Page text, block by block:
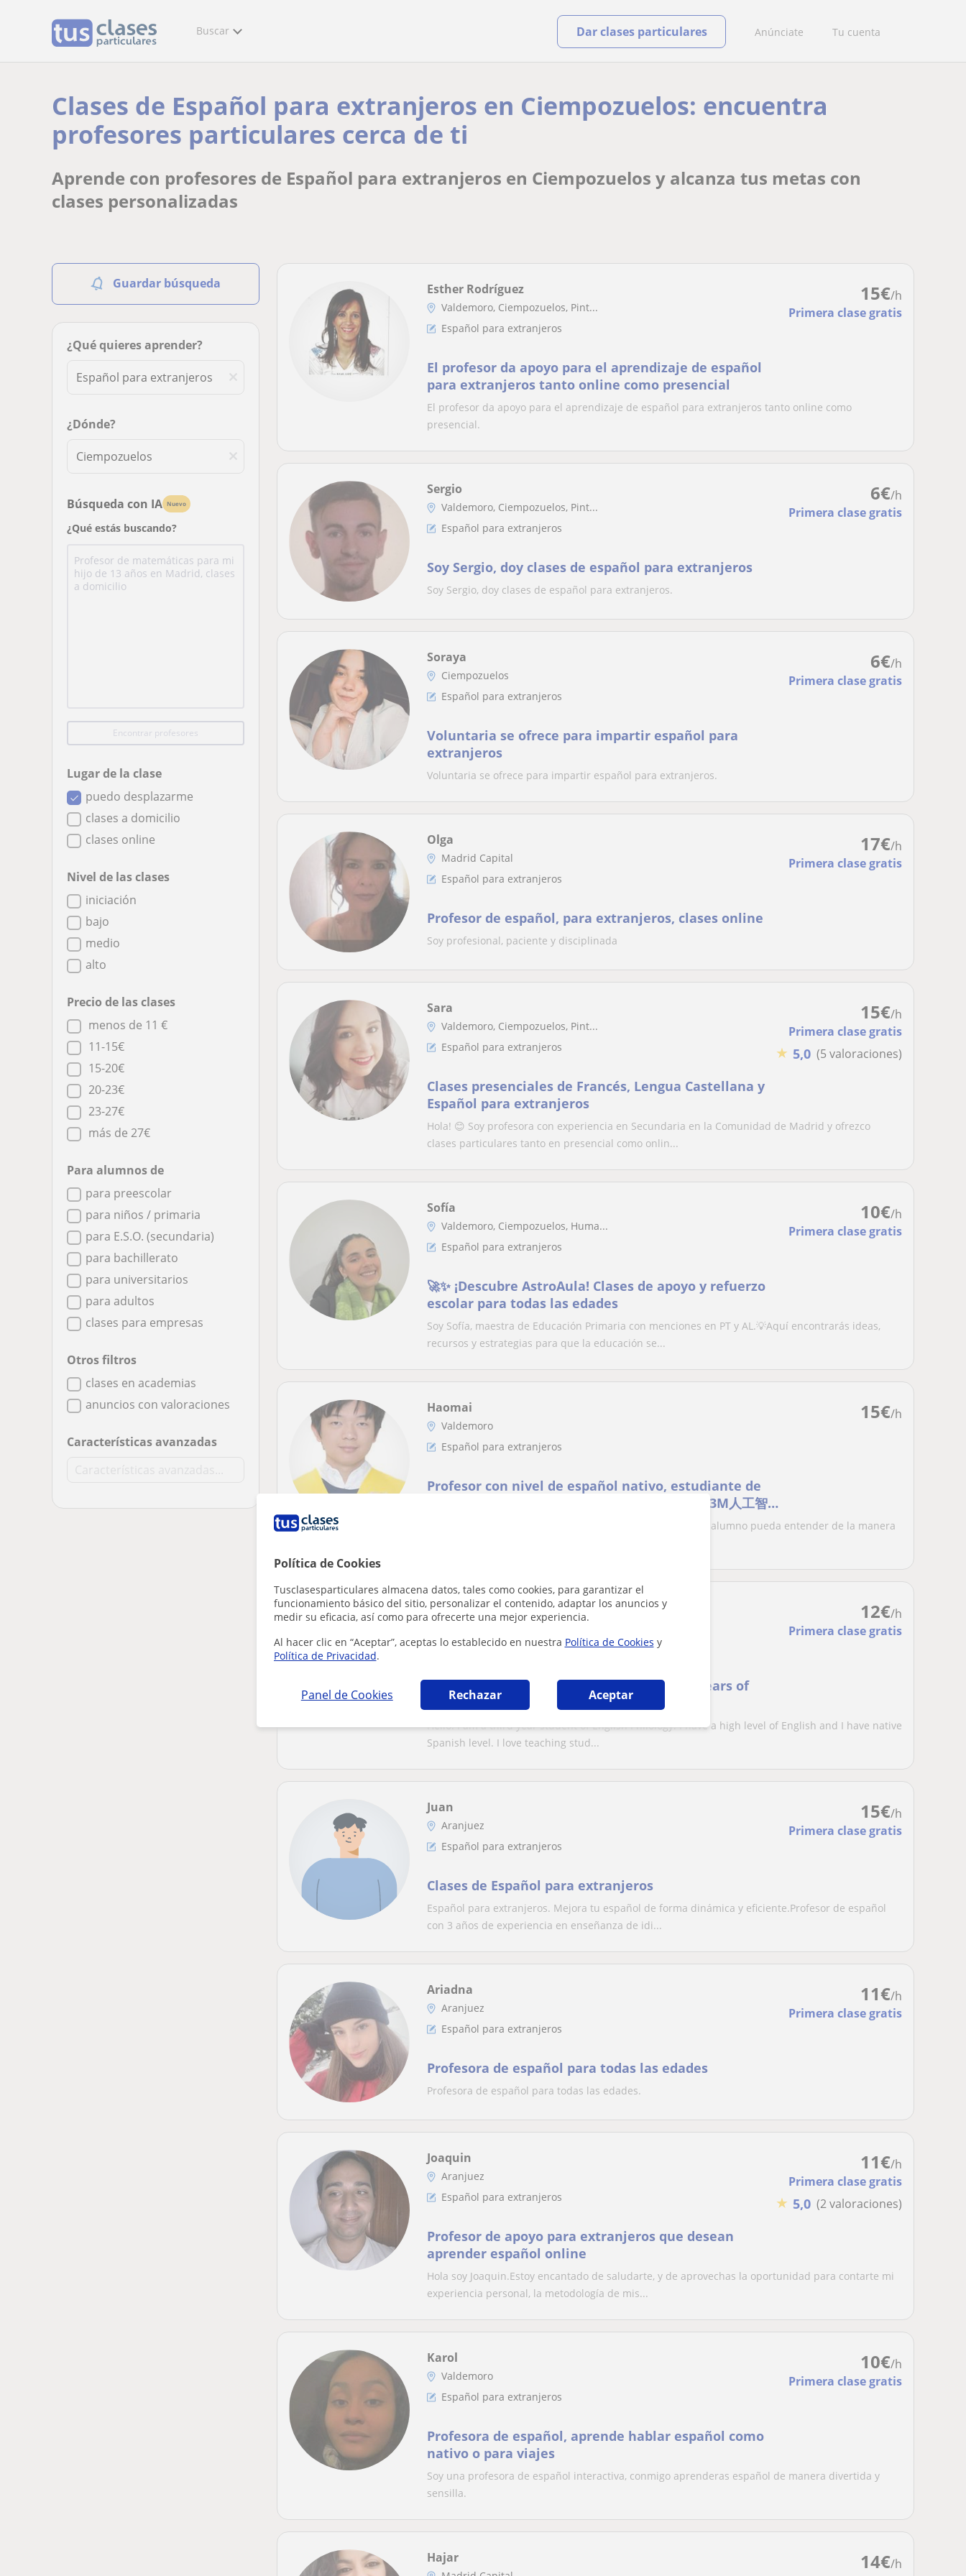
Política de Cookies
Tusclasesparticulares almacena datos, tales como cookies, para garantizar el
funcionamiento básico del sitio, personalizar el contenido, adaptar los anuncios y
medir su eficacia, así como para ofrecerte una mejor experiencia.
Al hacer clic en “Aceptar”, aceptas lo establecido en nuestra Política de Cookies y
Política de Privacidad.
Panel de Cookies Rechazar Aceptar
Buscar Anúnciate Tu cuenta
Dar clases particulares
Clases de Español para extranjeros en Ciempozuelos: encuentra
profesores particulares cerca de ti
Aprende con profesores de Español para extranjeros en Ciempozuelos y alcanza tus metas con
clases personalizadas
Guardar búsqueda
¿Qué quieres aprender?
¿Dónde?
Búsqueda con IA Nuevo
¿Qué estás buscando?
Encontrar profesores
Lugar de la clase
puedo desplazarme
clases a domicilio
clases online
Nivel de las clases
iniciación
bajo
medio
alto
Precio de las clases
menos de 11 €
11-15€
15-20€
20-23€
23-27€
más de 27€
Para alumnos de
para preescolar
para niños / primaria
para E.S.O. (secundaria)
para bachillerato
para universitarios
para adultos
clases para empresas
Otros filtros
clases en academias
anuncios con valoraciones
Características avanzadas
15€/h
Primera clase gratis
Esther Rodríguez
Valdemoro, Ciempozuelos, Pint...
Español para extranjeros
El profesor da apoyo para el aprendizaje de español
para extranjeros tanto online como presencial
El profesor da apoyo para el aprendizaje de español para extranjeros tanto online como
presencial.
6€/h
Primera clase gratis
Sergio
Valdemoro, Ciempozuelos, Pint...
Español para extranjeros
Soy Sergio, doy clases de español para extranjeros
Soy Sergio, doy clases de español para extranjeros.
6€/h
Primera clase gratis
Soraya
Ciempozuelos
Español para extranjeros
Voluntaria se ofrece para impartir español para
extranjeros
Voluntaria se ofrece para impartir español para extranjeros.
17€/h
Primera clase gratis
Olga
Madrid Capital
Español para extranjeros
Profesor de español, para extranjeros, clases online
Soy profesional, paciente y disciplinada
15€/h
Primera clase gratis
★ 5,0 (5 valoraciones)
Sara
Valdemoro, Ciempozuelos, Pint...
Español para extranjeros
Clases presenciales de Francés, Lengua Castellana y
Español para extranjeros
Hola! 😊 Soy profesora con experiencia en Secundaria en la Comunidad de Madrid y ofrezco
clases particulares tanto en presencial como onlin...
10€/h
Primera clase gratis
Sofía
Valdemoro, Ciempozuelos, Huma...
Español para extranjeros
🚀✨ ¡Descubre AstroAula! Clases de apoyo y refuerzo
escolar para todas las edades
Soy Sofía, maestra de Educación Primaria con menciones en PT y AL.💡Aquí encontrarás ideas,
recursos y estrategias para que la educación se...
15€/h
Haomai
Valdemoro
Español para extranjeros
Profesor con nivel de español nativo, estudiante de
Enseñanza siempre de manera dinámica e intentar que el alumno pueda entender de la manera
12€/h
Primera clase gratis
Carmen
Aranjuez
Español para extranjeros
English/ Spanish native teacher with two years of
experience teaching
Hello! I am a third year student of English Philology. I have a high level of English and I have native
Spanish level. I love teaching stud...
15€/h
Primera clase gratis
Juan
Aranjuez
Español para extranjeros
Clases de Español para extranjeros
Español para extranjeros. Mejora tu español de forma dinámica y eficiente.Profesor de español
con 3 años de experiencia en enseñanza de idi...
11€/h
Primera clase gratis
Ariadna
Aranjuez
Español para extranjeros
Profesora de español para todas las edades
Profesora de español para todas las edades.
11€/h
Primera clase gratis
★ 5,0 (2 valoraciones)
Joaquin
Aranjuez
Español para extranjeros
Profesor de apoyo para extranjeros que desean
aprender español online
Hola soy Joaquin.Estoy encantado de saludarte, y de aprovechas la oportunidad para contarte mi
experiencia personal, la metodología de mis...
10€/h
Primera clase gratis
Karol
Valdemoro
Español para extranjeros
Profesora de español, aprende hablar español como
nativo o para viajes
Soy una profesora de español interactiva, conmigo aprenderas español de manera divertida y
sensilla.
14€/h
Hajar